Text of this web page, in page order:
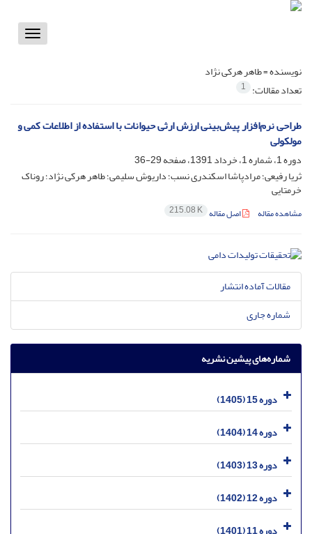
Toggle
نویسنده =طاهر هرکی نژاد
تعداد مقالات: 1
طراحی نرم‌افزار پیش‌بینی ارزش ارثی حیوانات با استفاده از اطلاعات کمی و
مولکولی
دوره 1، شماره 1، خرداد 1391، صفحه
29-36
ثریا رفیعی؛ مرادپاشا اسکندری نسب؛ داریوش سلیمی؛ طاهر هرکی نژاد؛ روناک
خرمتایی
مشاهده مقاله اصل مقاله 215.08 K
مقالات آماده انتشار
شماره جاری
شماره‌های پیشین نشریه
دوره 15 (1405)
دوره 14 (1404)
دوره 13 (1403)
دوره 12 (1402)